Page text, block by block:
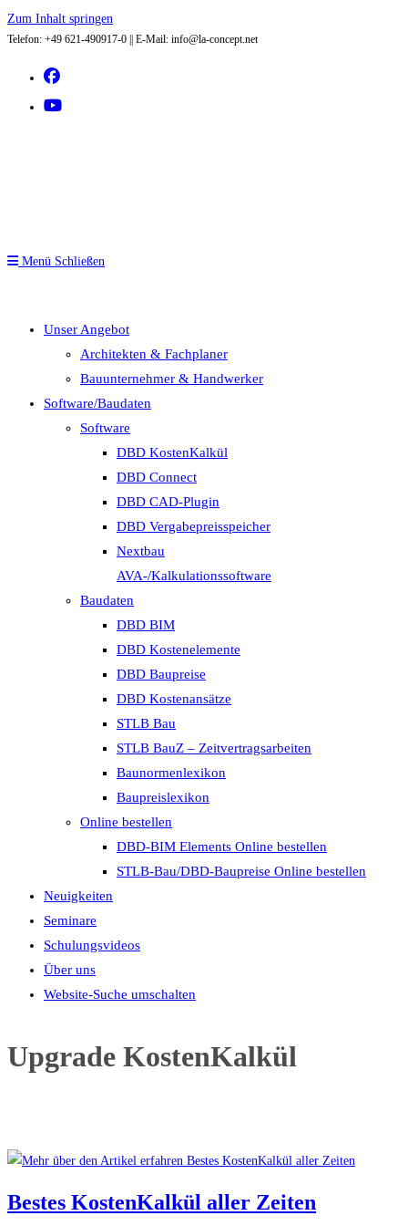
Zum Inhalt springen
Telefon: +49 621-490917-0 || E-Mail: info@la-concept.net
Menü Schließen
Unser Angebot
Architekten & Fachplaner
Bauunternehmer & Handwerker
Software/Baudaten
Software
DBD KostenKalkül
DBD Connect
DBD CAD-Plugin
DBD Vergabepreisspeicher
Nextbau
AVA-/Kalkulationssoftware
Baudaten
DBD BIM
DBD Kostenelemente
DBD Baupreise
DBD Kostenansätze
STLB Bau
STLB BauZ – Zeitvertragsarbeiten
Baunormenlexikon
Baupreislexikon
Online bestellen
DBD-BIM Elements Online bestellen
STLB-Bau/DBD-Baupreise Online bestellen
Neuigkeiten
Seminare
Schulungsvideos
Über uns
Website-Suche umschalten
Upgrade KostenKalkül
Bestes KostenKalkül aller Zeiten